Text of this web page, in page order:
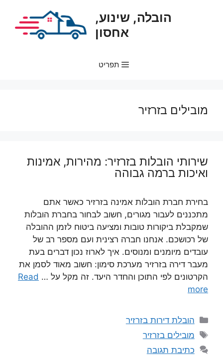
הובלה, שינוע,
אחסון
תפריט
מובילים בזרזיר
שירותי הובלות בזרזיר: מהירות, אמינות
ואיכות ברמה גבוהה
בחירת חברת הובלות אמינה בזרזיר כאשר אתם
מתכננים לעבור מגורים, חשוב לבחור בחברת הובלות
שמקבלת ביקורות טובות ומציעה ביטוח לזמן ההובלה
של רכושכם. אנחנו חברה רצינית ועם מספר רב של
עובדים מיומנים ומנוסים. איך לארוז נכון דברים בעת
מעבר דירה בזרזיר מערכת סימון: חשוב מאוד לסמן את
הקרטונים לפי התוכן והחדר היעד. זה מקל על … Read
more
קטגוריות
הובלת דירות בזרזיר
תגיות
מובילים בזרזיר
כתיבת תגובה